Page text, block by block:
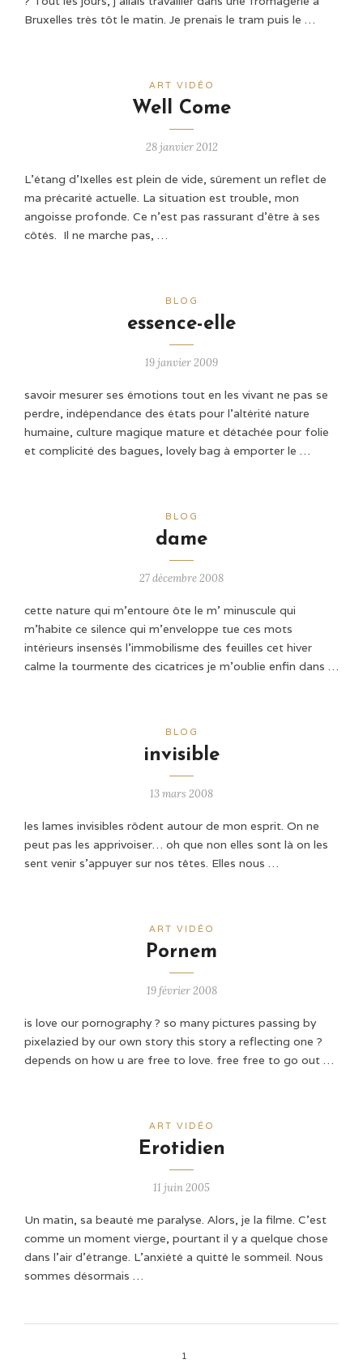
Bruxelles très tôt le matin. Je prenais le tram puis le …
ART VIDÉO
Well Come
28 janvier 2012
L’étang d’Ixelles est plein de vide, sûrement un reflet de
ma précarité actuelle. La situation est trouble, mon
angoisse profonde. Ce n’est pas rassurant d’être à ses
côtés. Il ne marche pas, …
BLOG
essence-elle
19 janvier 2009
savoir mesurer ses émotions tout en les vivant ne pas se
perdre, indépendance des états pour l’altérité nature
humaine, culture magique mature et détachée pour folie
et complicité des bagues, lovely bag à emporter le …
BLOG
dame
27 décembre 2008
cette nature qui m’entoure ôte le m’ minuscule qui
m’habite ce silence qui m’enveloppe tue ces mots
intérieurs insensés l’immobilisme des feuilles cet hiver
calme la tourmente des cicatrices je m’oublie enfin dans …
BLOG
invisible
13 mars 2008
les lames invisibles rôdent autour de mon esprit. On ne
peut pas les apprivoiser… oh que non elles sont là on les
sent venir s’appuyer sur nos têtes. Elles nous …
ART VIDÉO
Pornem
19 février 2008
is love our pornography ? so many pictures passing by
pixelazied by our own story this story a reflecting one ?
depends on how u are free to love. free free to go out …
ART VIDÉO
Erotidien
11 juin 2005
Un matin, sa beauté me paralyse. Alors, je la filme. C'est
comme un moment vierge, pourtant il y a quelque chose
dans l'air d'étrange. L'anxiété a quitté le sommeil. Nous
sommes désormais …
1